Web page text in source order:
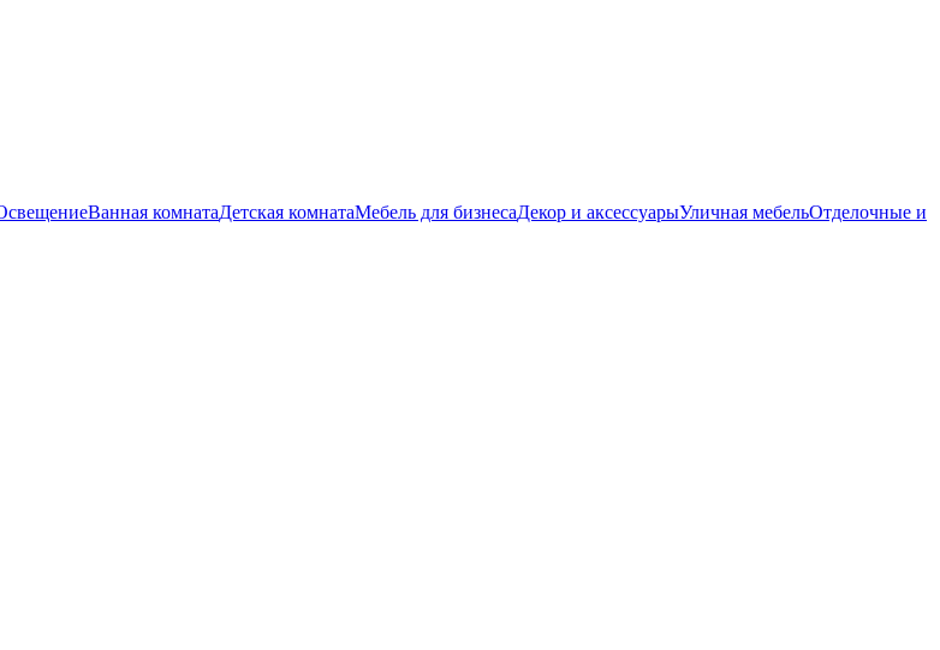
Ванная комнатаДетская комнатаМебель для бизнесаДекор и аксессуарыУличная мебельОтделочные и